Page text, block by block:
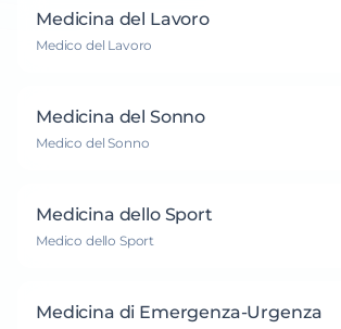
Medicina del Lavoro
Medico del Lavoro
Medicina del Sonno
Medico del Sonno
Medicina dello Sport
Medico dello Sport
Medicina di Emergenza-Urgenza